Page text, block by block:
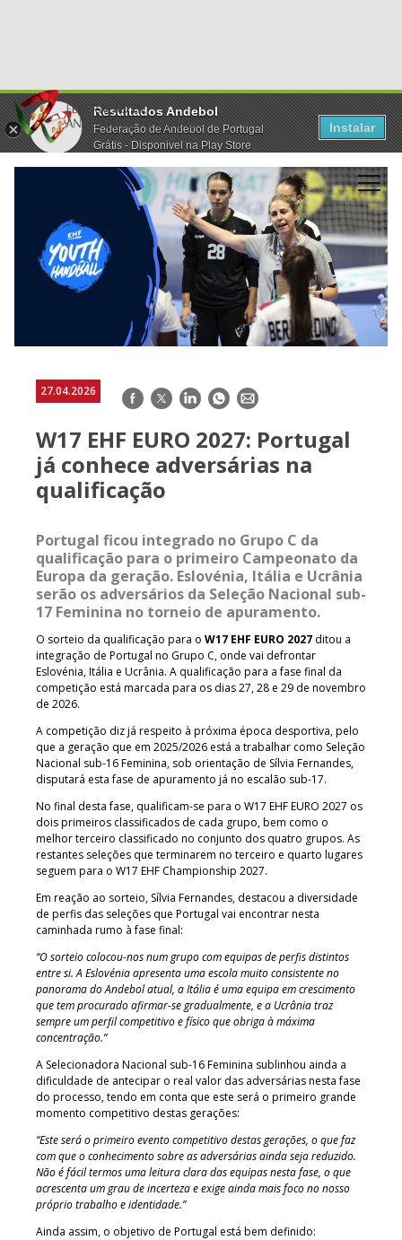
Resultados Andebol
Federação de Andebol de Portugal
Grátis - Disponivel na Play Store
Instalar
27.04.2026 Facebook
TwitterLinkedInWhatsApp
E-
W17 EHF EURO 2027: Portugal
já conhece adversárias na
qualificação
Portugal ficou integrado no Grupo C da
qualificação para o primeiro Campeonato da
Europa da geração. Eslovénia, Itália e Ucrânia
serão os adversários da Seleção Nacional sub-
17 Feminina no torneio de apuramento.
O sorteio da qualificação para o W17 EHF EURO 2027 ditou a
integração de Portugal no Grupo C, onde vai defrontar
Eslovénia, Itália e Ucrânia. A qualificação para a fase final da
competição está marcada para os dias 27, 28 e 29 de novembro
de 2026.
A competição diz já respeito à próxima época desportiva, pelo
que a geração que em 2025/2026 está a trabalhar como Seleção
Nacional sub-16 Feminina, sob orientação de Sílvia Fernandes,
disputará esta fase de apuramento já no escalão sub-17.
No final desta fase, qualificam-se para o W17 EHF EURO 2027 os
dois primeiros classificados de cada grupo, bem como o
melhor terceiro classificado no conjunto dos quatro grupos. As
restantes seleções que terminarem no terceiro e quarto lugares
seguem para o W17 EHF Championship 2027.
Em reação ao sorteio, Sílvia Fernandes, destacou a diversidade
de perfis das seleções que Portugal vai encontrar nesta
caminhada rumo à fase final:
“O sorteio colocou-nos num grupo com equipas de perfis distintos
entre si. A Eslovénia apresenta uma escola muito consistente no
panorama do Andebol atual, a Itália é uma equipa em crescimento
que tem procurado afirmar-se gradualmente, e a Ucrânia traz
sempre um perfil competitivo e físico que obriga à máxima
concentração.”
A Selecionadora Nacional sub-16 Feminina sublinhou ainda a
dificuldade de antecipar o real valor das adversárias nesta fase
do processo, tendo em conta que este será o primeiro grande
momento competitivo destas gerações:
“Este será o primeiro evento competitivo destas gerações, o que faz
com que o conhecimento sobre as adversárias ainda seja reduzido.
Não é fácil termos uma leitura clara das equipas nesta fase, o que
acrescenta um grau de incerteza e exige ainda mais foco no nosso
próprio trabalho e identidade.”
Ainda assim, o objetivo de Portugal está bem definido: